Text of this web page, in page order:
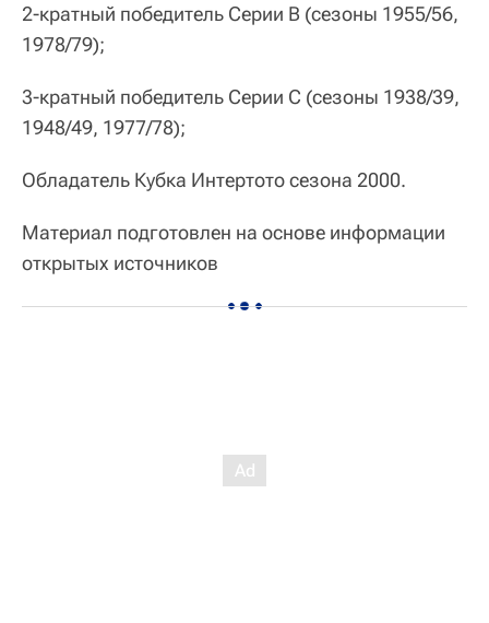
2-кратный победитель Серии В (сезоны 1955/56,
1978/79);
3-кратный победитель Серии С (сезоны 1938/39,
1948/49, 1977/78);
Обладатель Кубка Интертото сезона 2000.
Материал подготовлен на основе информации
открытых источников